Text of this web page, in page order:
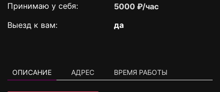
Принимаю у себя:
5000 ₽/час
Выезд к вам:
да
ОПИСАНИЕ АДРЕС ВРЕМЯ РАБОТЫ